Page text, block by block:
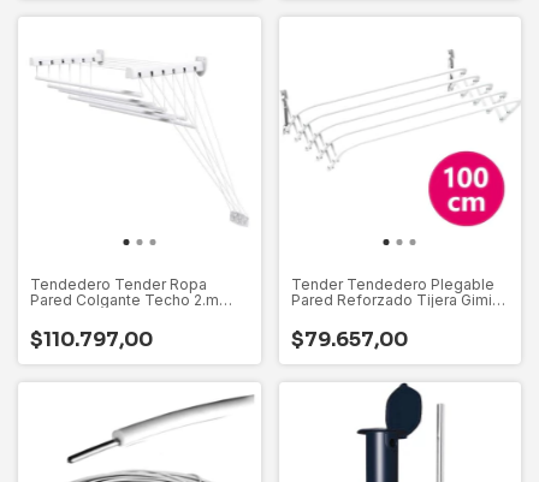
Tendedero Tender Ropa
Pared Colgante Techo 2.m
$110.797,00
Tender Tendedero Plegable
Pared Reforzado Tijera Gimi
$79.657,00